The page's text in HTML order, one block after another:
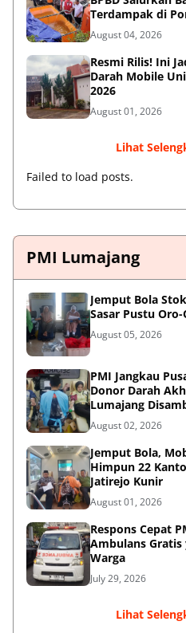
Terdampak di
August 04, 2026
Resmi Rilis! Ini
Darah Mobile
2026
August 01, 2026
Lihat
Failed to load posts.
PMI Lumajang
Jemput Bola
Sasar Pustu
August 05, 2026
PMI Jangkau
Donor Darah
Lumajang
August 02, 2026
Jemput Bola,
Himpun 22
Jatirejo Kunir
August 01, 2026
Respons Cepat
Ambulans
Warga
July 29, 2026
Lihat